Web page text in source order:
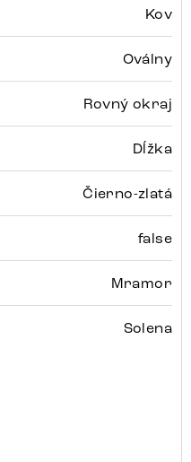
Kov
Oválny
Rovný okraj
Dĺžka
Čierno-zlatá
false
Mramor
Solena